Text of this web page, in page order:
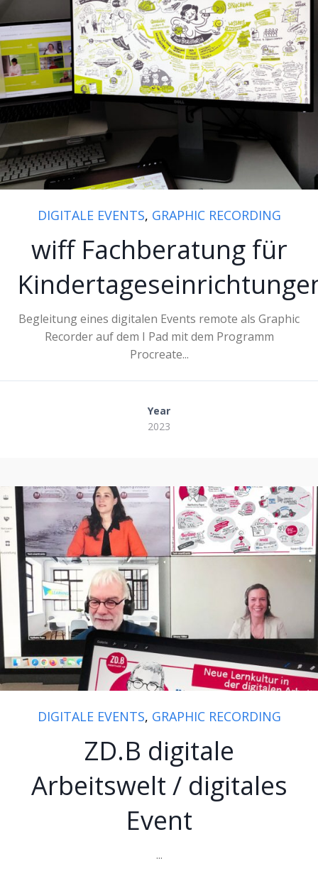
DIGITALE EVENTS, GRAPHIC RECORDING
wiff Fachberatung für
Begleitung eines digitalen Events remote als Graphic
Recorder auf dem I Pad mit dem Programm
Procreate...
Year
2023
DIGITALE EVENTS, GRAPHIC RECORDING
ZD.B digitale
Arbeitswelt / digitales
Event
...